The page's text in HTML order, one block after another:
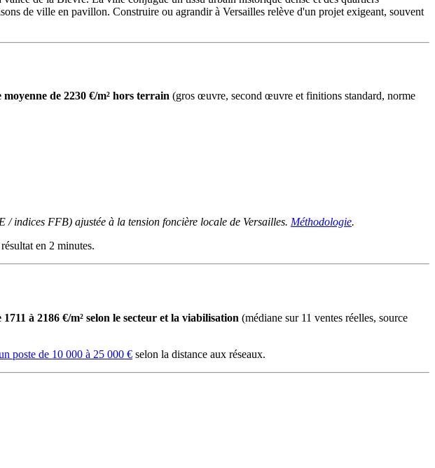
de ville en pavillon. Construire ou agrandir à Versailles relève d'un projet exigeant, souvent
de 2230 €/m² hors terrain (gros œuvre, second œuvre et finitions standard, norme
indices FFB) ajustée à la tension foncière locale de Versailles. Méthodologie.
en 2 minutes.
à 2186 €/m² selon le secteur et la viabilisation (médiane sur 11 ventes réelles, source
poste de 10 000 à 25 000 € selon la distance aux réseaux.